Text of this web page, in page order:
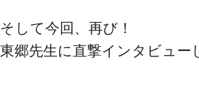
そして今回、再び！
東郷先生に直撃インタビュー